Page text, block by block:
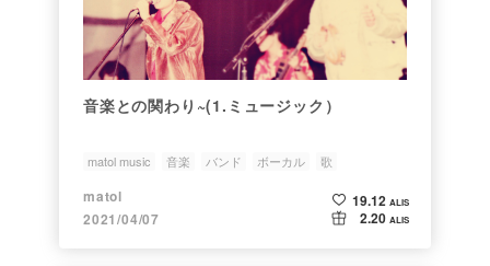
音楽との関わり~(1.ミュージック）
matol music 音楽 バンド ボーカル 歌
matol
2021/04/07
19.12 ALIS
2.20 ALIS